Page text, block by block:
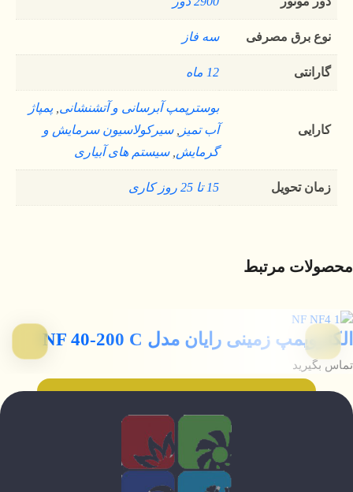
نوع برق مصرفی سه فاز
گارانتی 12 ماه
کارایی
بوسترپمپ آبرسانی و آتشنشانی ,پمپاژ
آب تمیز
,سیرکولاسیون سرمایش و
گرمایش ,سیستم های آبیاری
زمان تحویل 15 تا 25 روز کاری
محصولات مرتبط
الکتروپمپ زمینی رایان مدل NF 40-200 C
تماس بگیرید